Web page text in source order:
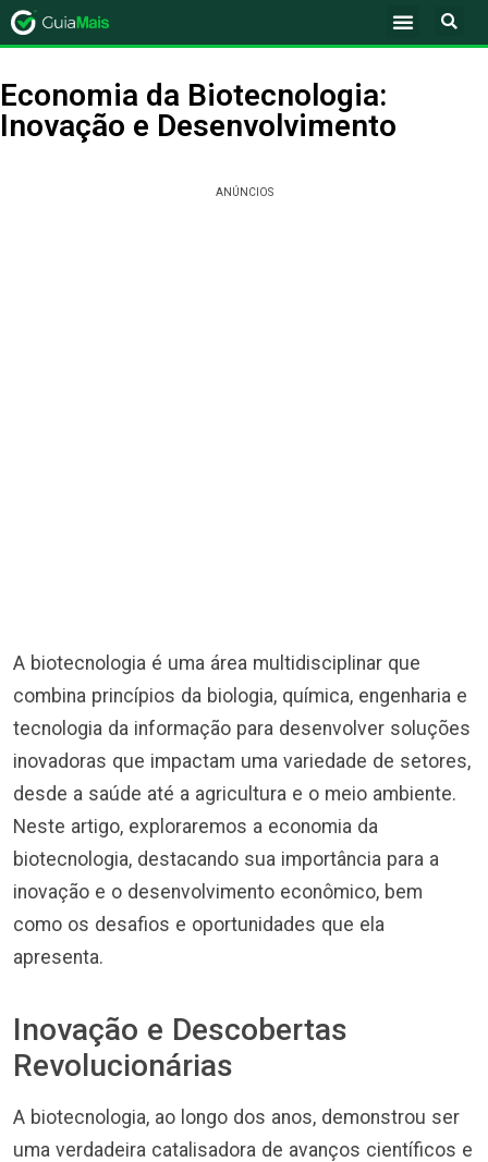
Economia da Biotecnologia:
Inovação e Desenvolvimento
ANÚNCIOS
A biotecnologia é uma área multidisciplinar que
combina princípios da biologia, química, engenharia e
tecnologia da informação para desenvolver soluções
inovadoras que impactam uma variedade de setores,
desde a saúde até a agricultura e o meio ambiente.
Neste artigo, exploraremos a economia da
biotecnologia, destacando sua importância para a
inovação e o desenvolvimento econômico, bem
como os desafios e oportunidades que ela
apresenta.
Inovação e Descobertas
Revolucionárias
A biotecnologia, ao longo dos anos, demonstrou ser
uma verdadeira catalisadora de avanços científicos e